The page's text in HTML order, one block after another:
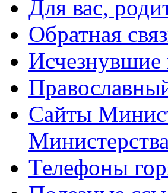
Для вас,
Обратная
Исчезнувшие
Сайты
Телефоны